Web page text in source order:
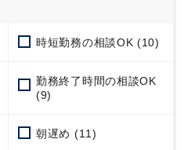
時短勤務の相談OK (10)
勤務終了時間の相談OK
(9)
朝遅め (11)